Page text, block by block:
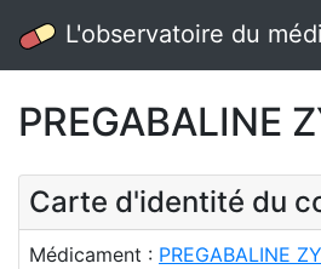
L'observatoire du
PREGABALINE
Carte d'identité du
Médicament : PREGABALINE